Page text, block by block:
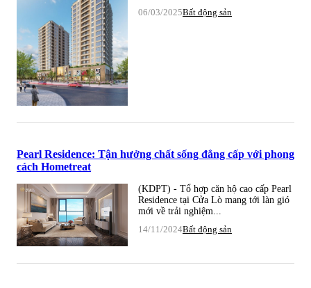
06/03/2025Bất động sản
Pearl Residence: Tận hưởng chất sống đẳng cấp với phong
cách Hometreat
(KDPT) - Tổ hợp căn hộ cao cấp Pearl
Residence tại Cửa Lò mang tới làn gió
mới về trải nghiệm...
14/11/2024Bất động sản